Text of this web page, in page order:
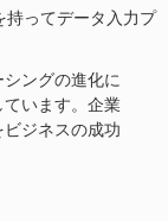
持ってデータ入力プ
ングの進化に
います。企業
ジネスの成功